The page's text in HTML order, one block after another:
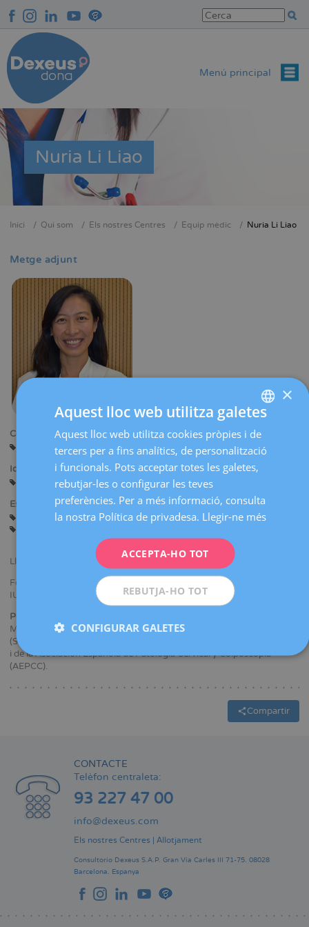
contingut
Menú principal
Nuria Li Liao
d'Ariadna
Inici Qui som Els nostres Centres Equip mèdic Nuria Li Liao
Metge adjunt
Centres:
Barcelona
Sant Cugat
Midlife (Barcelona)
Idiomes:
Català
Anglès
Especialitats:
Ginecologia General
Patologia del Tracte Genital Inferior
Llicenciada en Medicina i Cirurgia per la Universitat de Barcelona(UB).
Formació com a metge intern resident en Ginecologia i Obstetríciaen
IU Quirón.
Pertinença a societats mèdiques i / o científiques:
Membre de la Sociedad Española de Ginecología y Obstetricia
(SEGO), de la Sociedad Catalana de Obstetricia y Ginecología (SCOG)
i de la Asociación Española de Patología Cervical y Colposcopia
(AEPCC).
Compartir
CONTACTE
Telèfon centraleta:
93 227 47 00
info@dexeus.com
Els nostres Centres | Allotjament
Consultorio Dexeus S.A.P. Gran Via Carles III 71-75. 08028
Barcelona. Espanya
SPANISH
CATALÀ
FRENCH
×
Aquest lloc web utilitza galetes
Aquest lloc web utilitza cookies pròpies i de
tercers per a fins analítics, de personalització
i funcionals. Pots acceptar totes les galetes,
rebutjar-les o configurar les teves
preferències. Per a més informació, consulta
la nostra Política de privadesa. Llegir-ne més
ACCEPTA-HO TOT
REBUTJA-HO TOT
CONFIGURAR GALETES